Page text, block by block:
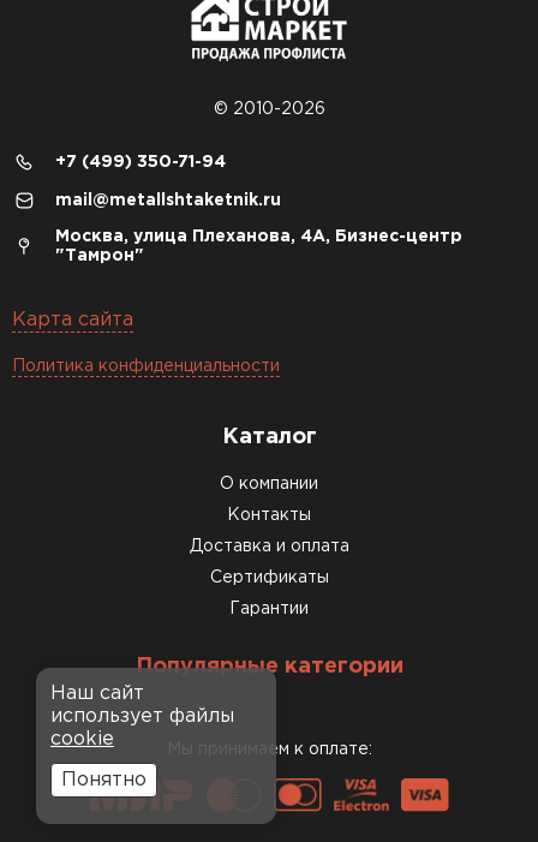
© 2010-2026
+7 (499) 350-71-94
mail@metallshtaketnik.ru
Москва, улица Плеханова, 4А, Бизнес-центр
"Тамрон"
Карта сайта
Политика конфиденциальности
Каталог
О компании
Контакты
Доставка и оплата
Сертификаты
Гарантии
Популярные категории
Мы принимаем к оплате:
Наш сайт
использует файлы
cookie
Понятно